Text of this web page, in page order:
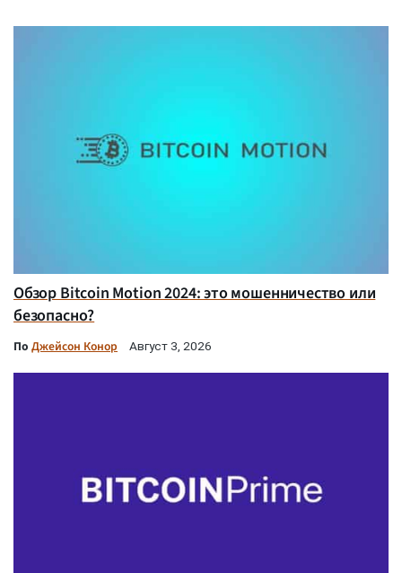
Обзор Bitcoin Motion 2024: это мошенничество или
безопасно?
По Джейсон Конор Август 3, 2026